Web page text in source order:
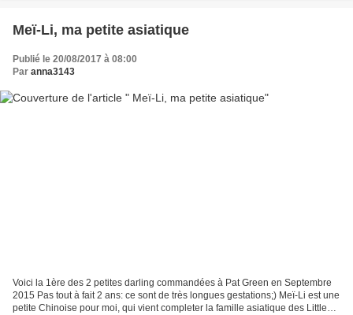
Meï-Li, ma petite asiatique
Publié le 20/08/2017 à 08:00
Par anna3143
Voici la 1ère des 2 petites darling commandées à Pat Green en Septembre
2015 Pas tout à fait 2 ans: ce sont de très longues gestations;) Meï-Li est une
petite Chinoise pour moi, qui vient completer la famille asiatique des Little